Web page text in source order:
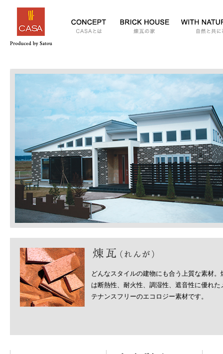
どんなスタイルの建物にも合う上質な素材。
は断熱性、耐火性、調湿性、遮音性に優れた
テナンスフリーのエコロジー素材です。